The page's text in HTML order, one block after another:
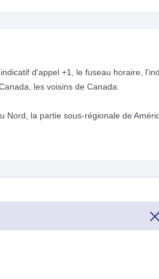
d'appel +1, le fuseau horaire,
les voisins de Canada.
Nord, la partie sous-régionale de
pays, vous pouvez le faire en
de Canada commence par +1 ).Le
se terminent par .ca et le nom de la